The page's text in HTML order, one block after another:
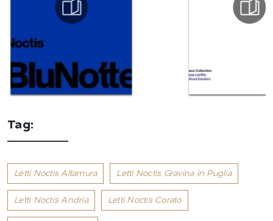
Tag:
Letti Noctis Altamura Letti Noctis Gravina in Puglia
Letti Noctis Andria Letti Noctis Corato